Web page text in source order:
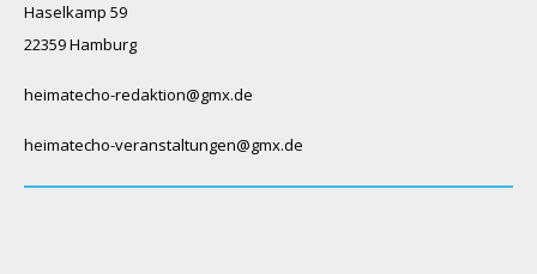
Haselkamp 59
22359 Hamburg
heimatecho-redaktion@gmx.de
heimatecho-veranstaltungen@gmx.de